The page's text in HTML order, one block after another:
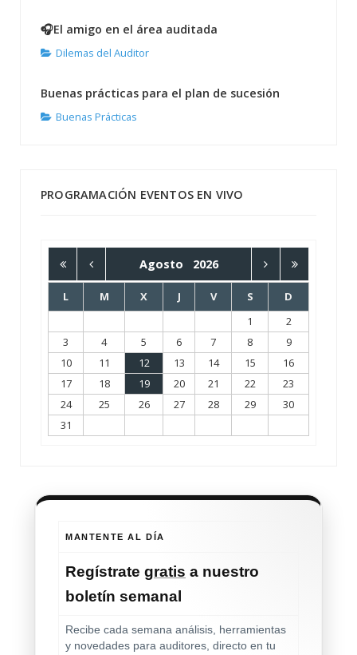
🎧El amigo en el área auditada
Dilemas del Auditor
Buenas prácticas para el plan de sucesión
Buenas Prácticas
PROGRAMACIÓN EVENTOS EN VIVO
Agosto 2026
L M X J V S
D
1
2
3
4 5 6 7 8
9
10
11 12 13 14 15
16
17
18 19 20 21 22
23
24
25 26 27 28 29
30
31
MANTENTE AL DÍA
Regístrate gratis a nuestro
boletín semanal
Recibe cada semana análisis, herramientas
y novedades para auditores, directo en tu